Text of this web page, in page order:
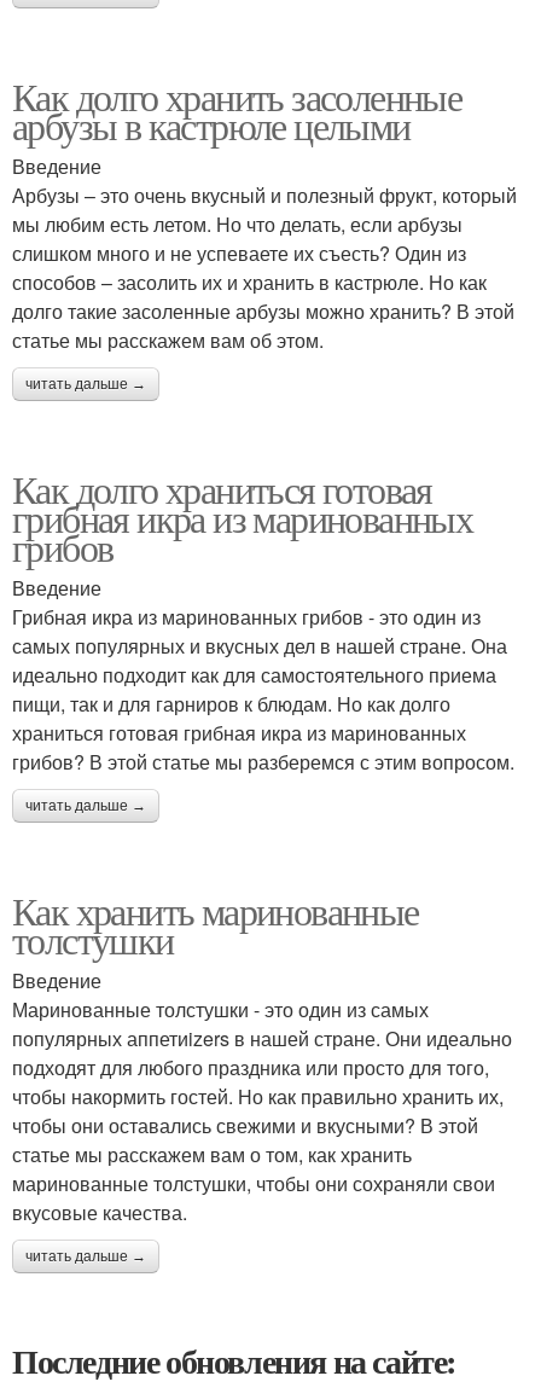
Как долго хранить засоленные
арбузы в кастрюле целыми
Введение
Арбузы – это очень вкусный и полезный фрукт, который
мы любим есть летом. Но что делать, если арбузы
слишком много и не успеваете их съесть? Один из
способов – засолить их и хранить в кастрюле. Но как
долго такие засоленные арбузы можно хранить? В этой
статье мы расскажем вам об этом.
читать дальше →
Как долго храниться готовая
грибная икра из маринованных
грибов
Введение
Грибная икра из маринованных грибов - это один из
самых популярных и вкусных дел в нашей стране. Она
идеально подходит как для самостоятельного приема
пищи, так и для гарниров к блюдам. Но как долго
храниться готовая грибная икра из маринованных
грибов? В этой статье мы разберемся с этим вопросом.
читать дальше →
Как хранить маринованные
толстушки
Введение
Маринованные толстушки - это один из самых
популярных аппетиizers в нашей стране. Они идеально
подходят для любого праздника или просто для того,
чтобы накормить гостей. Но как правильно хранить их,
чтобы они оставались свежими и вкусными? В этой
статье мы расскажем вам о том, как хранить
маринованные толстушки, чтобы они сохраняли свои
вкусовые качества.
читать дальше →
Последние обновления на сайте: